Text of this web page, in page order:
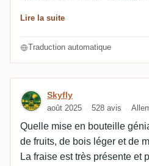
Lire la suite
Traduction automatique
Avis de Skyfly
Skyfly
août 2025 528 avis
Quelle mise en bouteille
de fruits, de bois léger et de
La fraise est très présente et